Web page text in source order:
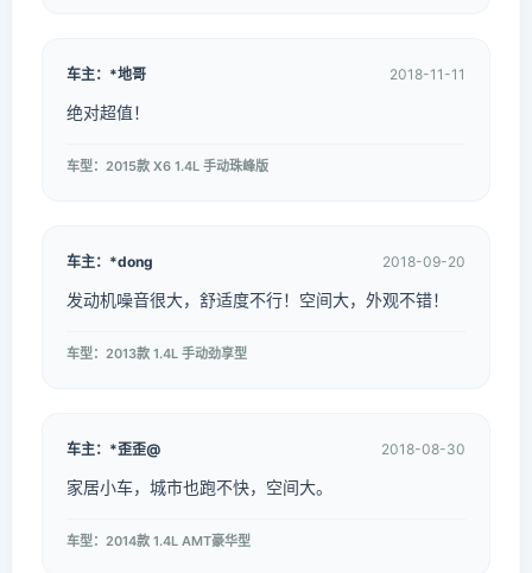
车主：*地哥 2018-11-11
绝对超值！
车型：2015款 X6 1.4L 手动珠峰版
车主：*dong 2018-09-20
发动机噪音很大，舒适度不行！空间大，外观不错！
车型：2013款 1.4L 手动劲享型
车主：*歪歪@ 2018-08-30
家居小车，城市也跑不快，空间大。
车型：2014款 1.4L AMT豪华型